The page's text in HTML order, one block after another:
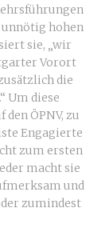
unnötig hohen
sie, „wir
Vorort
die
Um diese
ÖPNV, zu
Engagierte
zum ersten
macht sie
und
zumindest